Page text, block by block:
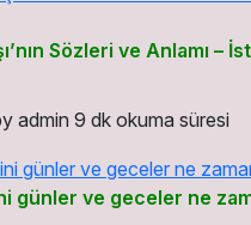
Sözleri ve Anlamı –
admin 9 dk okuma süresi
günler ve geceler ne